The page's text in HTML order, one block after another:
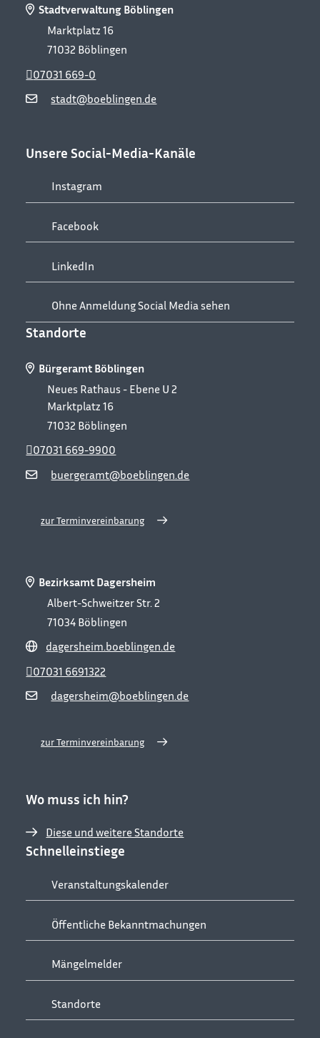
Stadtverwaltung Böblingen
Marktplatz 16
71032 Böblingen
stadt@boeblingen.de
07031 669-0
Unsere Social-Media-Kanäle
Instagram
Facebook
LinkedIn
Ohne Anmeldung Social Media sehen
Standorte
Bürgeramt Böblingen
Neues Rathaus - Ebene U 2
Marktplatz 16
71032 Böblingen
buergeramt@boeblingen.de
07031 669-9900
zur Terminvereinbarung
Bezirksamt Dagersheim
Albert-Schweitzer Str. 2
71034 Böblingen
dagersheim.boeblingen.de
dagersheim@boeblingen.de
07031 6691322
zur Terminvereinbarung
Wo muss ich hin?
Diese und weitere Standorte
Schnelleinstiege
Veranstaltungskalender
Öffentliche Bekanntmachungen
Mängelmelder
Standorte